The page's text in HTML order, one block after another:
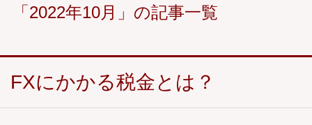
「2022年10月」の記事一覧
FXにかかる税金とは？